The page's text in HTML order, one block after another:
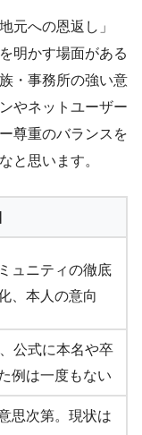
元への恩返し」
明かす場面がある
・事務所の強い意
やネットユーザー
尊重のバランスを
と思います。
ュニティの徹底
、本人の意向
公式に本名や卒
例は一度もない
思次第。現状は